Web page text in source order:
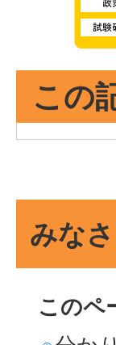
この
みな
このペ